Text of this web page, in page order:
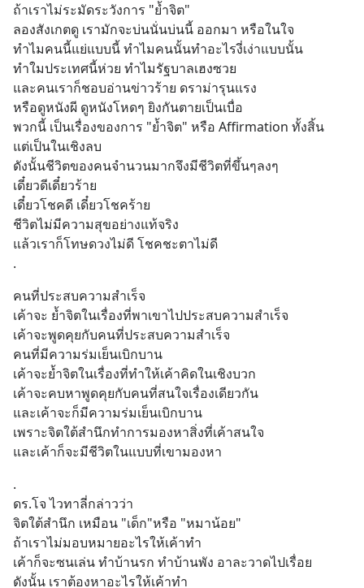
ถ้าเราไม่ระมัดระวังการ "ย้ำจิต"
ลองสังเกตดู เรามักจะบ่นนั่นบ่นนี้ ออกมา หรือในใจ
ทำไมคนนี้แย่แบบนี้ ทำไมคนนั้นทำอะไรงี่เง่าแบบนั้น
ทำใมประเทศนี้ห่วย ทำไมรัฐบาลเฮงซวย
และคนเราก็ชอบอ่านข่าวร้าย ดราม่ารุนแรง
หรือดูหนังผี ดูหนังโหดๆ ยิงกันตายเป็นเบื่อ
พวกนี้ เป็นเรื่องของการ "ย้ำจิต" หรือ Affirmation ทั้งสิ้น
แต่เป็นในเชิงลบ
ดังนั้นชีวิตของคนจำนวนมากจึงมีชีวิตที่ขึ้นๆลงๆ
เดี๋ยวดีเดี๋ยวร้าย
เดี๋ยวโชคดี เดี๋ยวโชคร้าย
ชีวิตไม่มีความสุขอย่างแท้จริง
แล้วเราก็โทษดวงไม่ดี โชคชะตาไม่ดี
.
คนที่ประสบความสำเร็จ
เค้าจะ ย้ำจิตในเรื่องที่พาเขาไปประสบความสำเร็จ
เค้าจะพูดคุยกับคนที่ประสบความสำเร็จ
คนที่มีความร่มเย็นเบิกบาน
เค้าจะย้ำจิตในเรื่องที่ทำให้เค้าคิดในเชิงบวก
เค้าจะคบหาพูดคุยกับคนที่สนใจเรื่องเดียวกัน
และเค้าจะก็มีความร่มเย็นเบิกบาน
เพราะจิตใต้สำนึกทำการมองหาสิ่งที่เค้าสนใจ
และเค้าก็จะมีชีวิตในแบบที่เขามองหา
.
ดร.โจ ไวทาลี่กล่าวว่า
จิตใต้สำนึก เหมือน "เด็ก"หรือ "หมาน้อย"
ถ้าเราไม่มอบหมายอะไรให้เค้าทำ
เค้าก็จะซนเล่น ทำบ้านรก ทำบ้านพัง อาละวาดไปเรื่อย
ดังนั้น เราต้องหาอะไรให้เค้าทำ